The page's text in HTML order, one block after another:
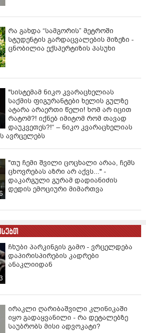
პატივისცემით გიორგი
და ჰუჯაბის." - წერს
და ჰუჯაბის
ჯამდელიანი.
მარათონში დიუშენის
1 000 000 მილიონი
მარათონი ლაივ რეჟიმში ამ
თანხა კი ყოველწუთიერად
ბავშვებისთვის
შეუერთდნენ სხვადასხვა
რა გახდა “სამგორის” მეტროში
სტუდენტის გარდაცვალების მიზეზი -
ცნობილია ექსპერტიზის პასუხი
"სისტემამ ნიკო კვარაცხელიას
საქმის ფიგურანტები ხელის გულზე
ატარა არაერთი წელი! ხომ არ იცით
რატომ?! იქნებ იმიტომ რომ თავად
დაუკვეთეს?!“ – ნიკო კვარაცხელიას
ავრცელებს
"თუ ჩემი შვილი ცოცხალი არაა, ჩემს
ცხოვრებას აზრი არ აქვს..." -
დაკარგული გურამ დადიანიძის
დედის ემოციური მიმართვა
ჩხუბი პარკინგის გამო - ვრცელდება
დაპირისპირების კადრები
ანაკლიიდან
ირაკლი ღარიბაშვილი კლინიკაში
იყო გადაყვანილი - რა დეტალებზე
საუბრობს მისი ადვოკატი?